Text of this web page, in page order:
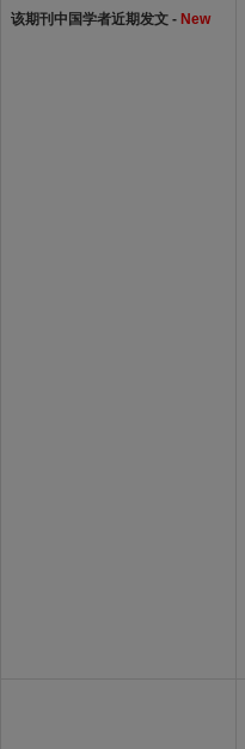
该期刊中国学者近期发文 - New